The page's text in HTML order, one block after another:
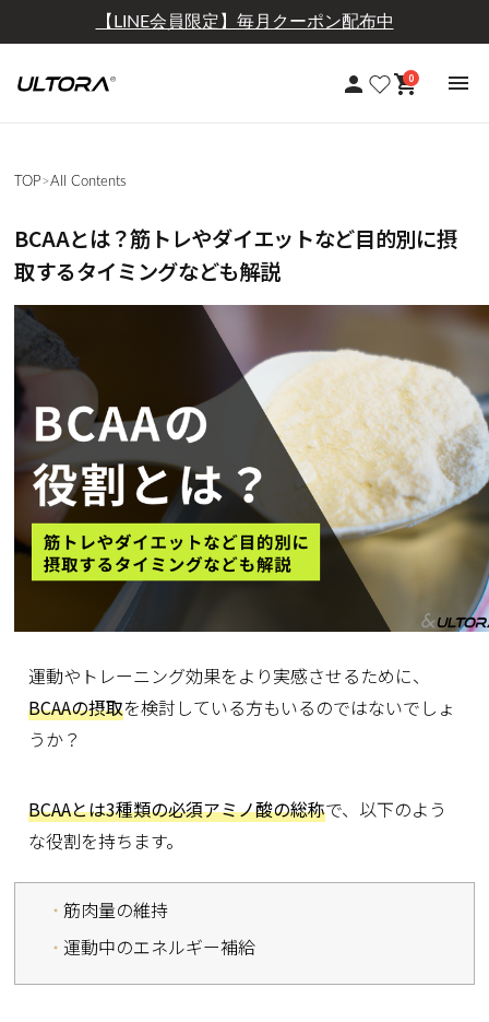
TOP>All Contents
BCAAとは？筋トレやダイエットなど目的別に摂
取するタイミングなども解説
運動やトレーニング効果をより実感させるために、
BCAAの摂取を検討している方もいるのではないでしょ
うか？
BCAAとは3種類の必須アミノ酸の総称で、以下のよう
な役割を持ちます。
筋肉量の維持
運動中のエネルギー補給
【定期おトク便】10％OFF+送料無料
0